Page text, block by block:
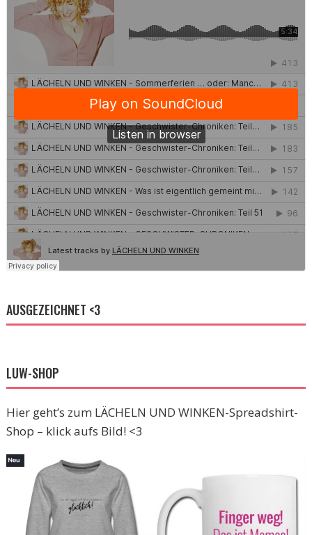
AUSGEZEICHNET <3
LUW-SHOP
Hier geht’s zum LÄCHELN UND WINKEN-Spreadshirt-
Shop – klick aufs Bild! <3